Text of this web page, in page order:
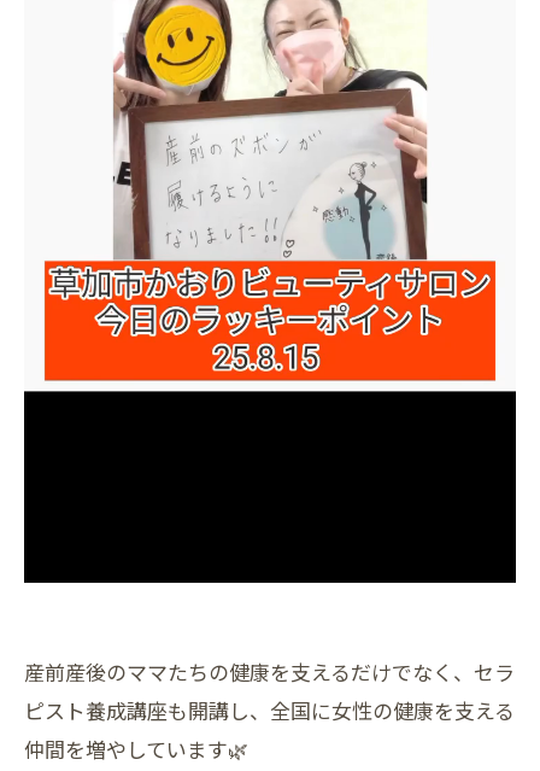
産前産後のママたちの健康を支えるだけでなく、セラ
ピスト養成講座も開講し、全国に女性の健康を支える
仲間を増やしています🌿